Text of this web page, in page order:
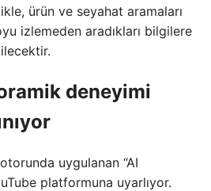
ürün ve seyahat aramaları
izlemeden aradıkları bilgilere
deneyimi
uygulanan “AI
platformuna uyarlıyor.